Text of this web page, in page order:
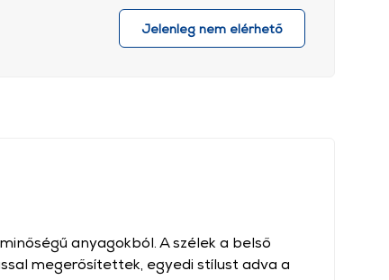
Jelenleg nem elérhető
anyagokból. A szélek a belső
megerősítettek, egyedi stílust adva a